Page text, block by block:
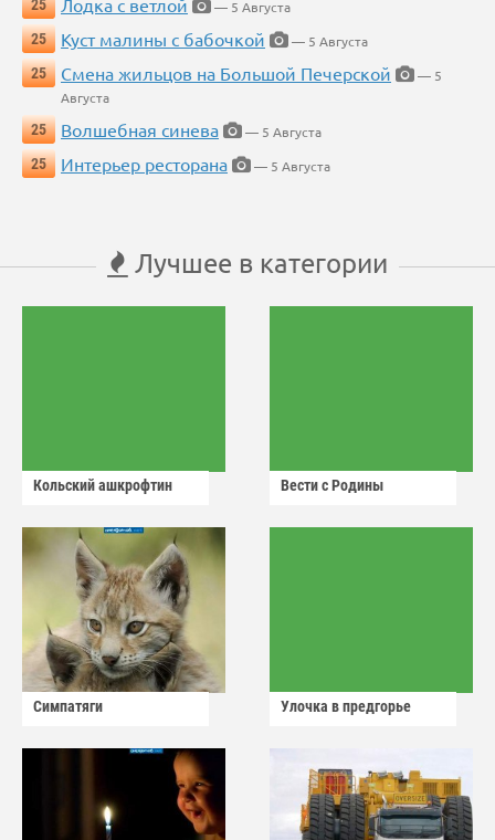
25
Лодка с ветлой
— 5 Августа
25
Куст малины с бабочкой
— 5 Августа
25
Смена жильцов на Большой Печерской
— 5
Августа
25
Волшебная синева
— 5 Августа
25
Интерьер ресторана — 5 Августа
Лучшее в категории
Кольский ашкрофтин Вести с Родины
Симпатяги Улочка в предгорье